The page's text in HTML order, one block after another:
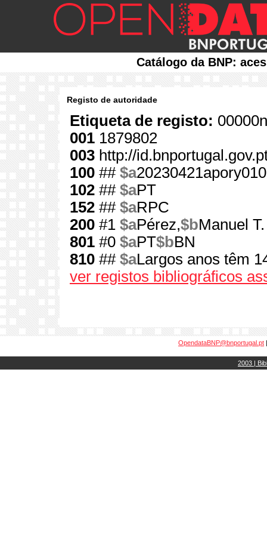
Catálogo da BNP:
Registo de autoridade
Etiqueta de registo:
001 1879802
003 http://
100 ## $a
102 ## $aPT
152 ## $aRPC
200 #1 $aPérez,$bManuel T.
801 #0 $aPT$bBN
810 ## $aLargos anos têm
ver registos bibliográficos
OpendataBNP@bnportugal.pt
2003 |